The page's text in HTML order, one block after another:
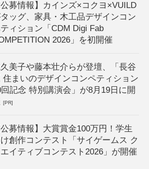
公募情報】カインズ×コクヨ×VUILD
ッグ、家具・木工品デザインコン
ィション「CDM Digi Fab
2026」を初開催
美子や藤本壮介らが登壇、「長谷
住まいのデザインコンペティション
記念 特別講演会」が8月19日に開
[PR]
公募情報】大賞賞金100万円！学生
創作コンテスト「サイゲームス ク
エイティブコンテスト2026」が開催